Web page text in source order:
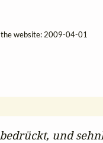
bedrückt, und
website: 2009-04-01